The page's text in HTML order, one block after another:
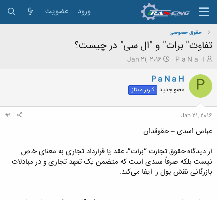
ورود عضویت
حقوق خصوصی
تفاوت" برات" و "ال سی" در چیست؟
ش
و
ع
ک
ه
ض
و
ع
P a N a H
ت
ر
خ
ع
Jan 21, 2016
P
P a N a H
عضو جدید کاربر ممتاز
Jan 21, 2016
#1
عباس اسدی – حقوقدان
از دیدگاه حقوق تجارت “برات”، عقد یا قرارداد تجاری به معنای خاص
نیست بلکه صرفاً سندی است که متضمن یک تعهد تجاری و در مبادلات
بازرگانی نقش پول را ایفا می‌کند.